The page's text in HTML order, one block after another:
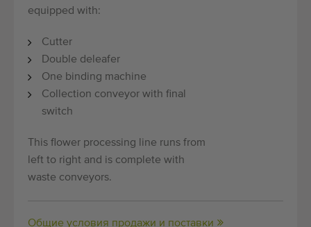
equipped with:
Cutter
Double deleafer
One binding machine
Collection conveyor with final
switch
This flower processing line runs from
left to right and is complete with
waste conveyors.
Общие условия продажи и поставки